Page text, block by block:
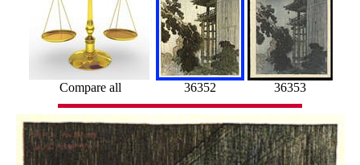
Compare all 36352 36353